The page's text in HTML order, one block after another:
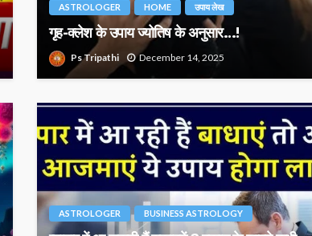
ASTROLOGER HOME उपाय लेख
गृह-क्लेश के उपाय ज्योतिष के अनुसार…!
Ps Tripathi December 14, 2025
ASTROLOGER BUSINESS ASTROLOGY